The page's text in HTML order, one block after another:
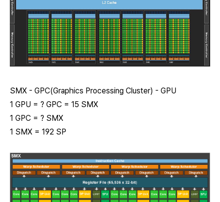
SMX - GPC(Graphics Processing Cluster) - GPU
1 GPU = ? GPC = 15 SMX
1 GPC = ? SMX
1 SMX = 192 SP